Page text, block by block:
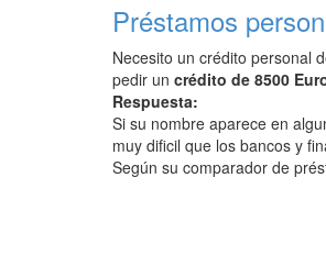
Préstamos
Necesito un crédito personal
pedir un crédito de 8500
Respuesta:
Si su nombre aparece en
muy dificil que los bancos y
Según su comparador de